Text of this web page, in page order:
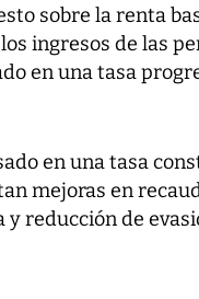
sobre la renta
ingresos de las
en una tasa
en una tasa
mejoras en
reducción de